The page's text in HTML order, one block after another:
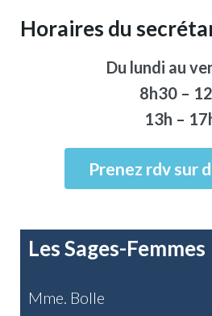
Horaires du
Du lundi au
8h30 –
13h –
Prenez rdv sur
Les Sages-Femmes
Mme. Bolle